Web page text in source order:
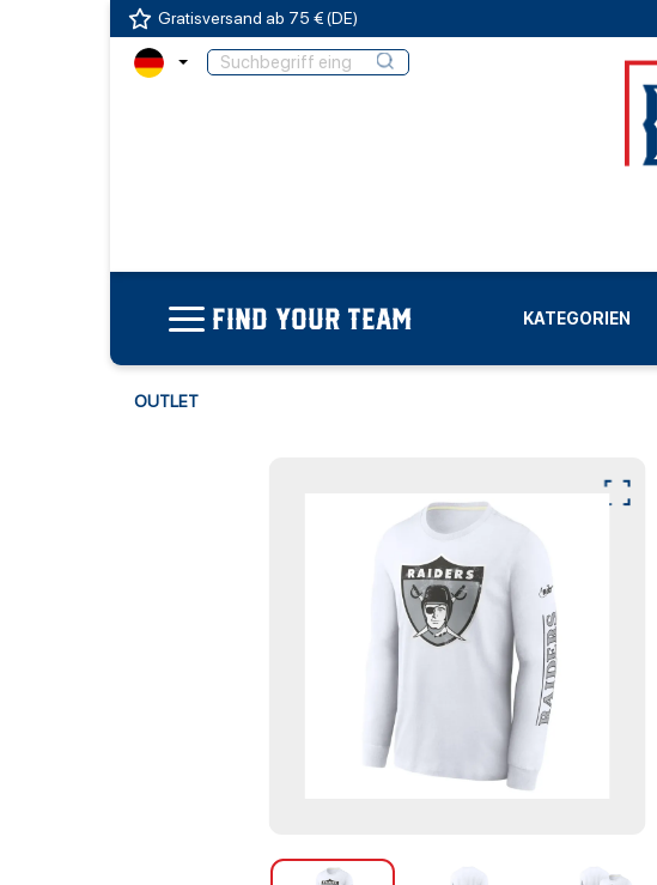
Gratisversand ab 75 € (DE)
FIND YOUR TEAM KATEGORIEN
OUTLET